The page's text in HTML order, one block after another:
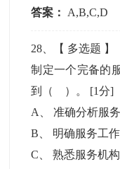
答案： A,B,C,D
28 、【 多选题 】
制定一个完备的
到（ ）。 [1分]
A
、准确分析服
B
明确服务工
C 、熟悉服务机